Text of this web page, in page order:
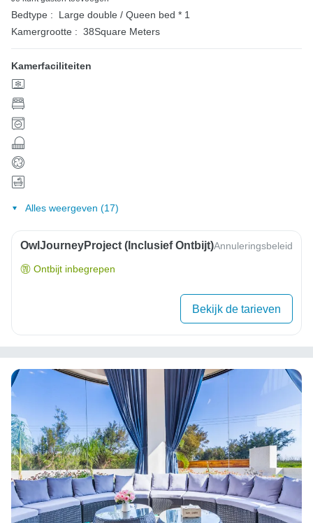
Bedtype :
Large double / Queen bed * 1
Kamergrootte : 38Square Meters
Kamerfaciliteiten
Alles weergeven (17)
OwlJourneyProject (inclusief Ontbijt)Annuleringsbeleid
Ontbijt inbegrepen
Bekijk de tarieven